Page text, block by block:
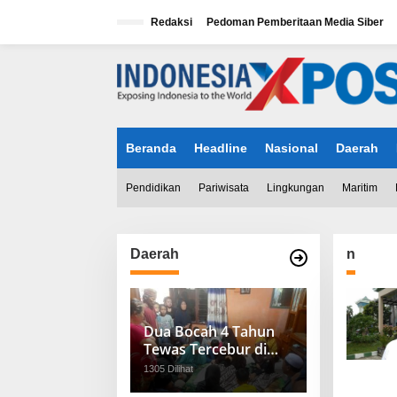
Redaksi Pedoman Pemberitaan Media Siber
Beranda Headline Nasional Daerah
Pendidikan Pariwisata Lingkungan Maritim
Daerah
Dua Bocah 4 Tahun
Tewas Tercebur di
BKT Cipinang Muara
1305 Dilihat
n